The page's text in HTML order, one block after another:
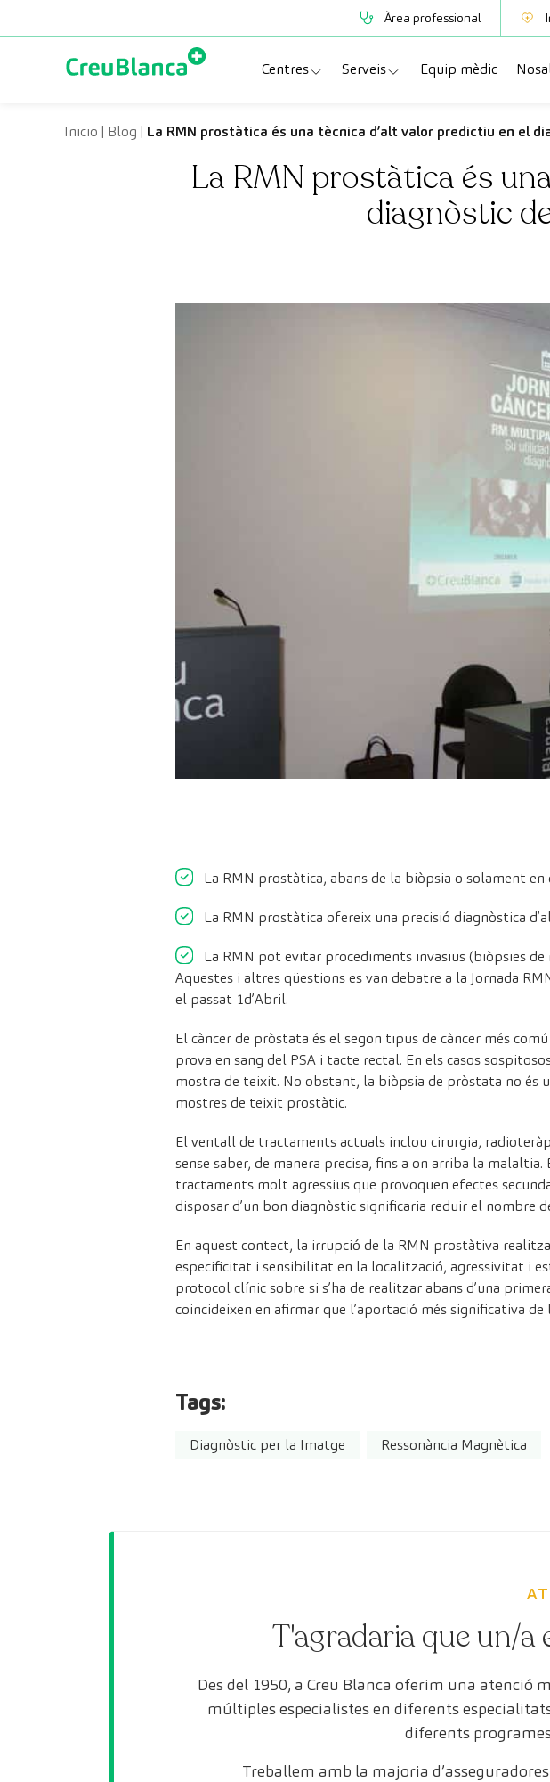
Àrea professional
Centres
Clínica CreuBlanca
CreuBlanca Tarradellas
Diagnosis Médica
Centres Aragó
Serveis
Especialitats
Proves diagnòstiques
Revisions mèdiques
Equip mèdic
Inicio | Blog | La RMN prostàtica és una tècnica d’alt valor predictiu en el
La RMN prostàtica és
diagnòstic
La RMN prostàtica, abans de la biòpsia o solament en
La RMN prostàtica ofereix una precisió diagnòstica
La RMN pot evitar procediments invasius (biòpsies
Aquestes i altres qüestions es van debatre a la Jornada
el passat 1d’Abril.
El càncer de pròstata és el segon tipus de càncer més
prova en sang del PSA i tacte rectal. En els casos
mostra de teixit. No obstant, la biòpsia de pròstata no és
mostres de teixit prostàtic.
El ventall de tractaments actuals inclou cirurgia,
sense saber, de manera precisa, fins a on arriba la
tractaments molt agressius que provoquen efectes
disposar d’un bon diagnòstic significaria reduir el nombre
En aquest contect, la irrupció de la RMN prostàtiva
especificitat i sensibilitat en la localització, agressivitat i
protocol clínic sobre si s’ha de realitzar abans d’una
coincideixen en afirmar que l’aportació més significativa
Tags:
Diagnòstic per la Imatge Ressonància Magnètica
T'agradaria que un/a
Des del 1950, a Creu Blanca oferim una atenció
múltiples especialistes en diferents
diferents
Treballem amb la majoria